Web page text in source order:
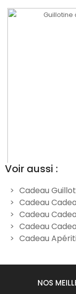
Guillotine à
prénom
29,90 €
Voir aussi :
Cadeau
Cadeau
Cadeau
Cadeau
Cadeau
NOS